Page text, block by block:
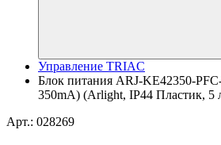
Управление TRIAC
Блок питания ARJ-KE42350-
350mA) (Arlight, IP44 Пластик, 5
Арт.: 028269